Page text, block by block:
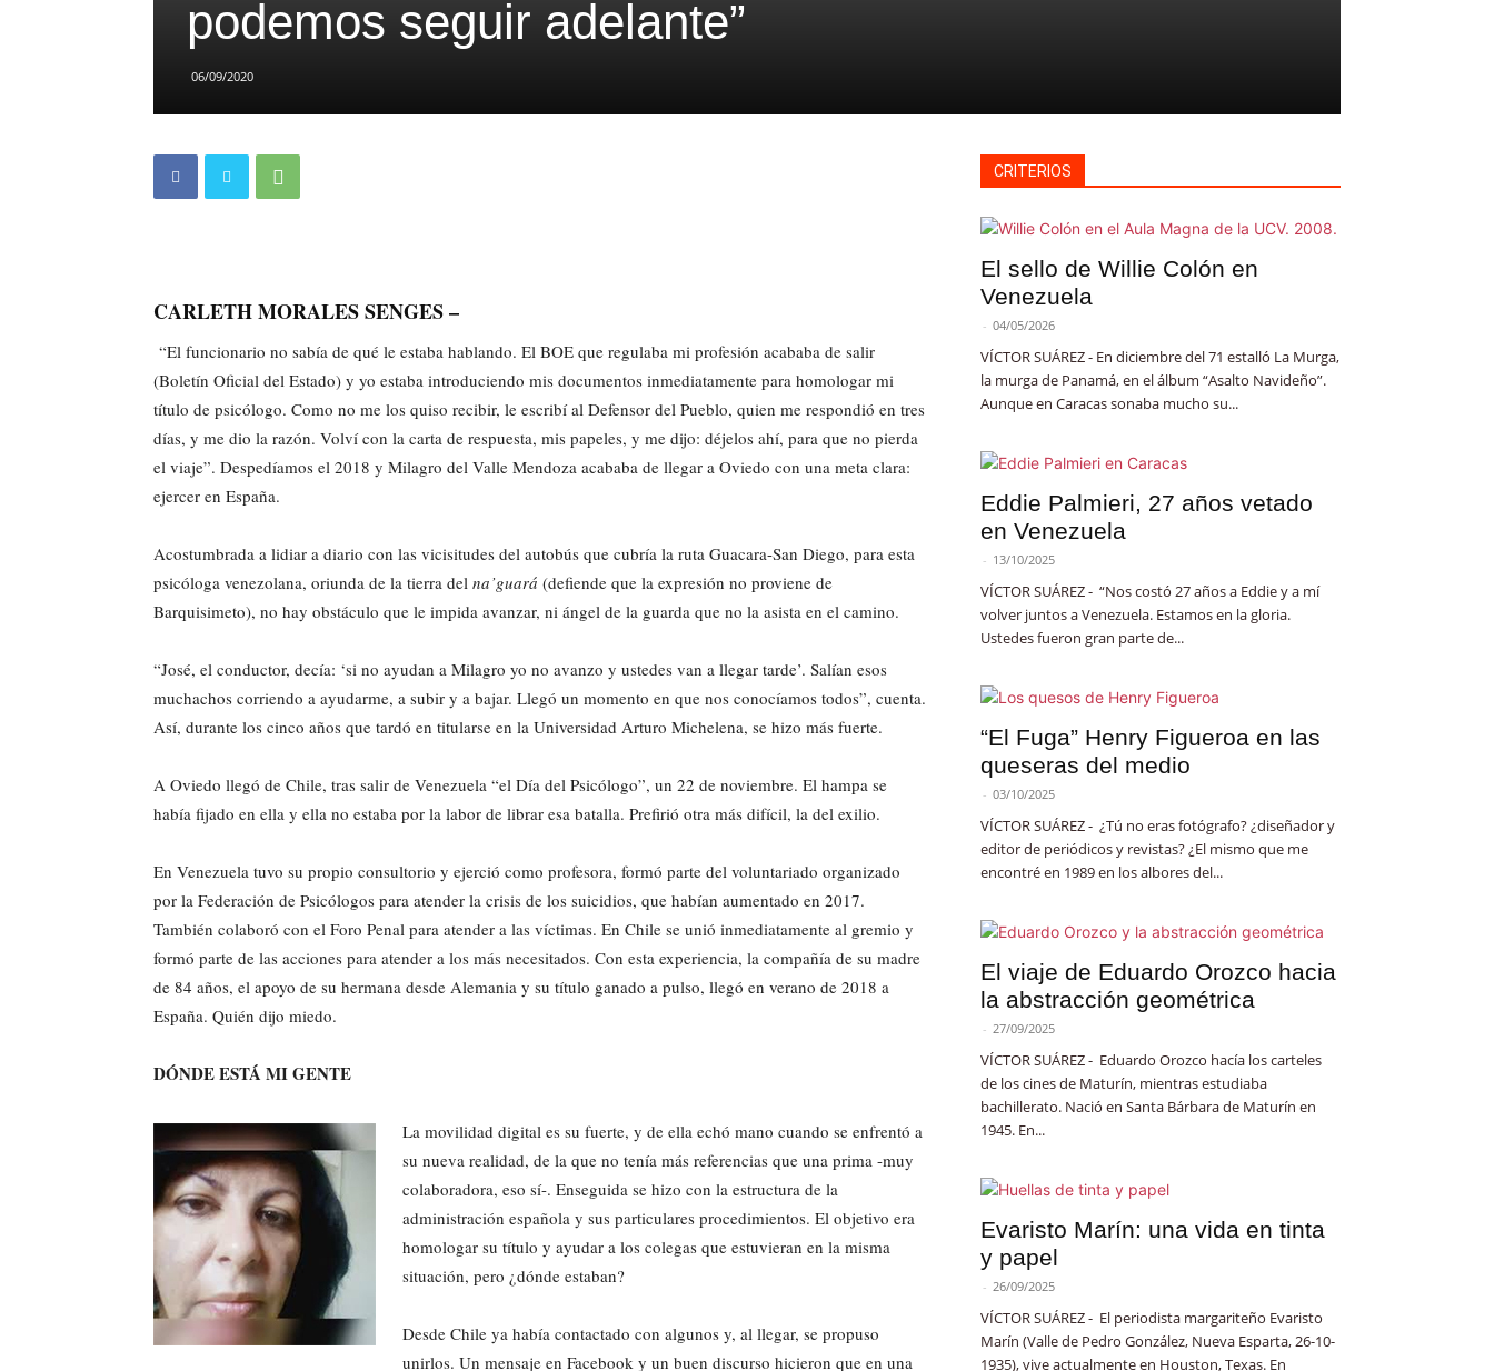
podemos seguir adelante”
06/09/2020
CARLETH MORALES SENGES –
“El funcionario no sabía de qué le estaba hablando. El BOE que regulaba mi profesión acababa de salir
(Boletín Oficial del Estado) y yo estaba introduciendo mis documentos inmediatamente para homologar mi
título de psicólogo. Como no me los quiso recibir, le escribí al Defensor del Pueblo, quien me respondió en tres
días, y me dio la razón. Volví con la carta de respuesta, mis papeles, y me dijo: déjelos ahí, para que no pierda
el viaje”. Despedíamos el 2018 y Milagro del Valle Mendoza acababa de llegar a Oviedo con una meta clara:
ejercer en España.
Acostumbrada a lidiar a diario con las vicisitudes del autobús que cubría la ruta Guacara-San Diego, para esta
psicóloga venezolana, oriunda de la tierra del na’guará (defiende que la expresión no proviene de
Barquisimeto), no hay obstáculo que le impida avanzar, ni ángel de la guarda que no la asista en el camino.
“José, el conductor, decía: ‘si no ayudan a Milagro yo no avanzo y ustedes van a llegar tarde’. Salían esos
muchachos corriendo a ayudarme, a subir y a bajar. Llegó un momento en que nos conocíamos todos”, cuenta.
Así, durante los cinco años que tardó en titularse en la Universidad Arturo Michelena, se hizo más fuerte.
A Oviedo llegó de Chile, tras salir de Venezuela “el Día del Psicólogo”, un 22 de noviembre. El hampa se
había fijado en ella y ella no estaba por la labor de librar esa batalla. Prefirió otra más difícil, la del exilio.
En Venezuela tuvo su propio consultorio y ejerció como profesora, formó parte del voluntariado organizado
por la Federación de Psicólogos para atender la crisis de los suicidios, que habían aumentado en 2017.
También colaboró con el Foro Penal para atender a las víctimas. En Chile se unió inmediatamente al gremio y
formó parte de las acciones para atender a los más necesitados. Con esta experiencia, la compañía de su madre
de 84 años, el apoyo de su hermana desde Alemania y su título ganado a pulso, llegó en verano de 2018 a
España. Quién dijo miedo.
DÓNDE ESTÁ MI GENTE
La movilidad digital es su fuerte, y de ella echó mano cuando se enfrentó a
su nueva realidad, de la que no tenía más referencias que una prima -muy
colaboradora, eso sí-. Enseguida se hizo con la estructura de la
administración española y sus particulares procedimientos. El objetivo era
homologar su título y ayudar a los colegas que estuvieran en la misma
situación, pero ¿dónde estaban?
Desde Chile ya había contactado con algunos y, al llegar, se propuso
unirlos. Un mensaje en Facebook y un buen discurso hicieron que en una
CRITERIOS
El sello de Willie Colón en
Venezuela
- 04/05/2026
VÍCTOR SUÁREZ - En diciembre del 71 estalló La Murga,
la murga de Panamá, en el álbum “Asalto Navideño”.
Aunque en Caracas sonaba mucho su...
Eddie Palmieri, 27 años vetado
en Venezuela
- 13/10/2025
VÍCTOR SUÁREZ - “Nos costó 27 años a Eddie y a mí
volver juntos a Venezuela. Estamos en la gloria.
Ustedes fueron gran parte de...
“El Fuga” Henry Figueroa en las
queseras del medio
- 03/10/2025
VÍCTOR SUÁREZ - ¿Tú no eras fotógrafo? ¿diseñador y
editor de periódicos y revistas? ¿El mismo que me
encontré en 1989 en los albores del...
El viaje de Eduardo Orozco hacia
la abstracción geométrica
- 27/09/2025
VÍCTOR SUÁREZ - Eduardo Orozco hacía los carteles
de los cines de Maturín, mientras estudiaba
bachillerato. Nació en Santa Bárbara de Maturín en
1945. En...
Evaristo Marín: una vida en tinta
y papel
- 26/09/2025
VÍCTOR SUÁREZ - El periodista margariteño Evaristo
Marín (Valle de Pedro González, Nueva Esparta, 26-10-
1935), vive actualmente en Houston, Texas. En